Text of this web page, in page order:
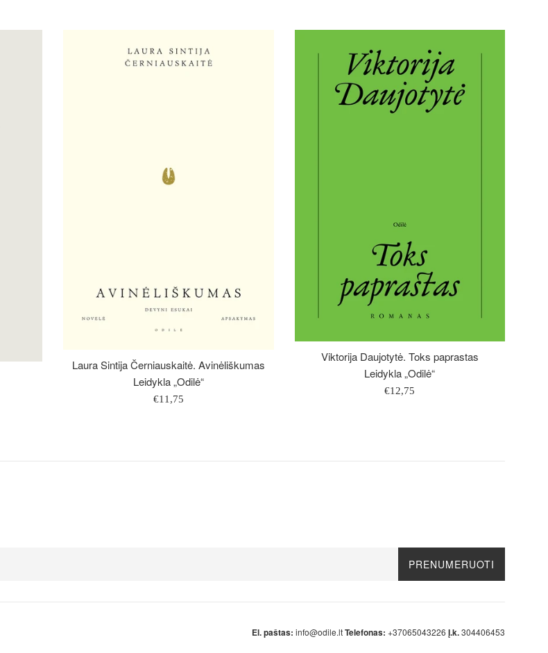
Laura Sintija Černiauskaitė. Avinėliškumas
Leidykla „Odilė“
Įprasta
€11,75
Viktorija Daujotytė. Toks paprastas
Leidykla „Odilė“
Įprasta
€12,75
PRENUMERUOTI
El. paštas: info@odile.ltTelefonas: +37065043226 Į.k.304406453